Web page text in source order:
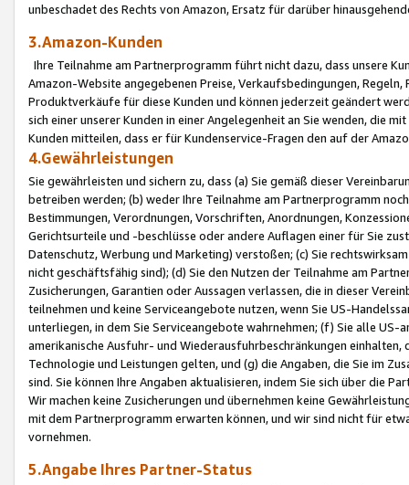
unbeschadet des Rechts von Amazon, Ersatz für darüber
3.Amazon-Kunden
Ihre Teilnahme am Partnerprogramm führt nicht dazu, dass unsere
Amazon-Website angegebenen Preise, Verkaufsbedingungen,
Produktverkäufe für diese Kunden und können jederzeit geändert
sich einer unserer Kunden in einer Angelegenheit an Sie wenden, die
Kunden mitteilen, dass er für Kundenservice-Fragen den auf der
4.Gewährleistungen
Sie gewährleisten und sichern zu, dass (a) Sie gemäß dieser
betreiben werden; (b) weder Ihre Teilnahme am Partnerprogramm
Bestimmungen, Verordnungen, Vorschriften, Anordnungen,
Gerichtsurteile und -beschlüsse oder andere Auflagen einer für Sie
Datenschutz, Werbung und Marketing) verstoßen; (c) Sie
nicht geschäftsfähig sind); (d) Sie den Nutzen der Teilnahme am
Zusicherungen, Garantien oder Aussagen verlassen, die in dieser
teilnehmen und keine Serviceangebote nutzen, wenn Sie US-
unterliegen, in dem Sie Serviceangebote wahrnehmen; (f) Sie alle
amerikanische Ausfuhr- und Wiederausfuhrbeschränkungen
Technologie und Leistungen gelten, und (g) die Angaben, die Sie im
sind. Sie können Ihre Angaben aktualisieren, indem Sie sich über die
Wir machen keine Zusicherungen und übernehmen keine
mit dem Partnerprogramm erwarten können, und wir sind nicht für
vornehmen.
5.Angabe Ihres Partner-Status